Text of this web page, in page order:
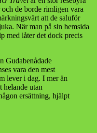
de borde rimligen vara
att de saluför
När man på sin hemsida
med låter det dock precis
Gudabenådade
vara den mest
lever i dag. I mer än
helande utan
ersättning, hjälpt